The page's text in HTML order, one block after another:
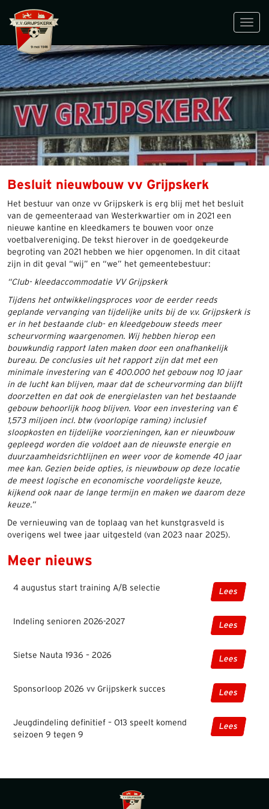
Besluit nieuwbouw vv Grijpskerk
Het bestuur van onze vv Grijpskerk is erg blij met het besluit
van de gemeenteraad van Westerkwartier om in 2021 een
nieuwe kantine en kleedkamers te bouwen voor onze
voetbalvereniging. De tekst hierover in de goedgekeurde
begroting van 2021 hebben we hier opgenomen. In dit citaat
zijn in dit geval “wij” en “we” het gemeentebestuur:
“Club- kleedaccommodatie VV Grijpskerk
Tijdens het ontwikkelingsproces voor de eerder reeds
geplande vervanging van tijdelijke units bij de v.v. Grijpskerk is
er in het bestaande club- en kleedgebouw steeds meer
scheurvorming waargenomen. Wij hebben hierop een
bouwkundig rapport laten maken door een onafhankelijk
bureau. De conclusies uit het rapport zijn dat met een
minimale investering van € 400.000 het gebouw nog 10 jaar
in de lucht kan blijven, maar dat de scheurvorming dan blijft
doorzetten en dat ook de energielasten van het bestaande
gebouw behoorlijk hoog blijven. Voor een investering van €
1,573 miljoen incl. btw (voorlopige raming) inclusief
sloopkosten en tijdelijke voorzieningen, kan er nieuwbouw
gepleegd worden die voldoet aan de nieuwste energie en
duurzaamheidsrichtlijnen en weer voor de komende 40 jaar
mee kan. Gezien beide opties, is nieuwbouw op deze locatie
de meest logische en economische voordeligste keuze,
kijkend ook naar de lange termijn en maken we daarom deze
keuze.”
De vernieuwing van de toplaag van het kunstgrasveld is
overigens wel twee jaar uitgesteld (van 2023 naar 2025).
Meer nieuws
4 augustus start training A/B selectie Lees
Indeling senioren 2026-2027 Lees
Sietse Nauta 1936 – 2026 Lees
Sponsorloop 2026 vv Grijpskerk succes Lees
Jeugdindeling definitief – O13 speelt komend
seizoen 9 tegen 9
Lees